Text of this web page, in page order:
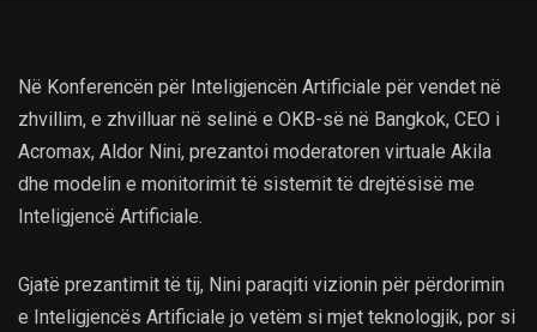
Në Konferencën për Inteligjencën Artificiale për vendet në
zhvillim, e zhvilluar në selinë e OKB-së në Bangkok, CEO i
Acromax, Aldor Nini, prezantoi moderatoren virtuale Akila
dhe modelin e monitorimit të sistemit të drejtësisë me
Inteligjencë Artificiale.
Gjatë prezantimit të tij, Nini paraqiti vizionin për përdorimin
e Inteligjencës Artificiale jo vetëm si mjet teknologjik, por si